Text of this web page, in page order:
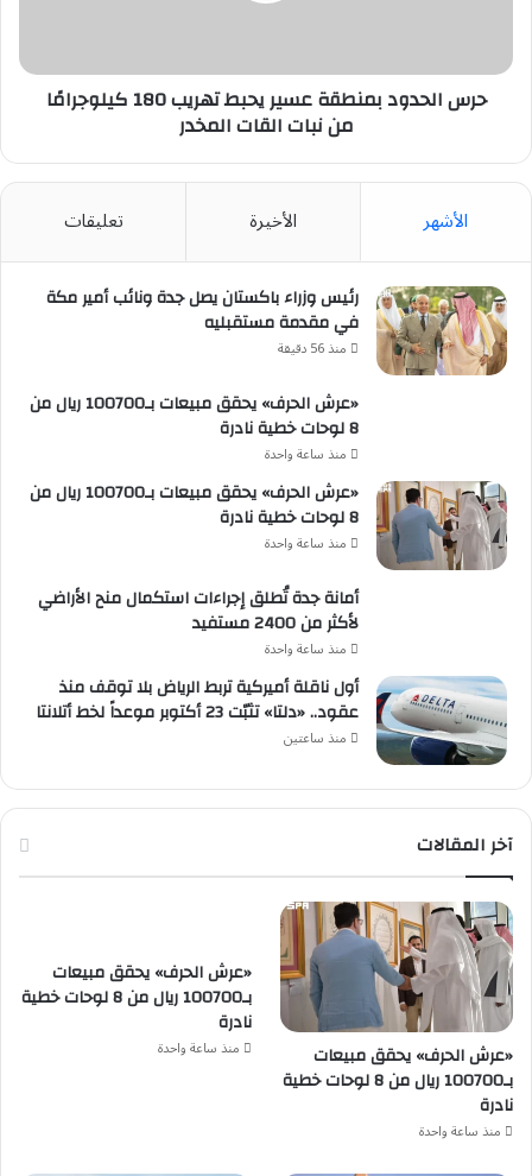
من
نبات حرس الحدود بمنطقة عسير يحبط تهريب 180 كيلوجرامًا
من نبات القات المخدر
الأشهر الأخيرة تعليقات
رئيس وزراء باكستان يصل جدة ونائب أمير مكة
في مقدمة مستقبليه
منذ 56 دقيقة
«عرش الحرف» يحقق مبيعات بـ100700 ريال من
8 لوحات خطية نادرة
منذ ساعة واحدة
«عرش الحرف» يحقق مبيعات بـ100700 ريال من
8 لوحات خطية نادرة
منذ ساعة واحدة
أمانة جدة تُطلق إجراءات استكمال منح الأراضي
لأكثر من 2400 مستفيد
منذ ساعة واحدة
أول ناقلة أميركية تربط الرياض بلا توقف منذ
عقود.. «دلتا» تثبّت 23 أكتوبر موعداً لخط أتلانتا
منذ ساعتين
آخر المقالات
«عرش الحرف» يحقق مبيعات
بـ100700 ريال من 8 لوحات خطية
نادرة
منذ ساعة واحدة
«عرش الحرف» يحقق مبيعات
بـ100700 ريال من 8 لوحات خطية
نادرة
منذ ساعة واحدة